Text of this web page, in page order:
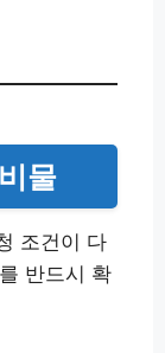
물
조건이 다
반드시 확